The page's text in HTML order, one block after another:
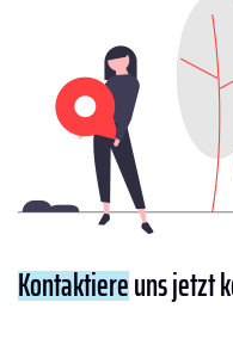
Kontaktiereuns jetzt